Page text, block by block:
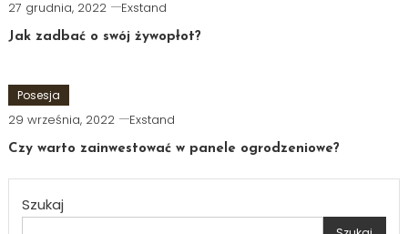
27 grudnia, 2022 Exstand
Jak zadbać o swój żywopłot?
Posesja
29 września, 2022 Exstand
Czy warto zainwestować w panele ogrodzeniowe?
Szukaj